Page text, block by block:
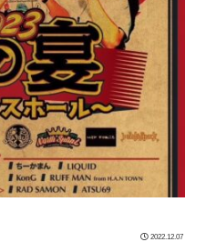
2022.12.07